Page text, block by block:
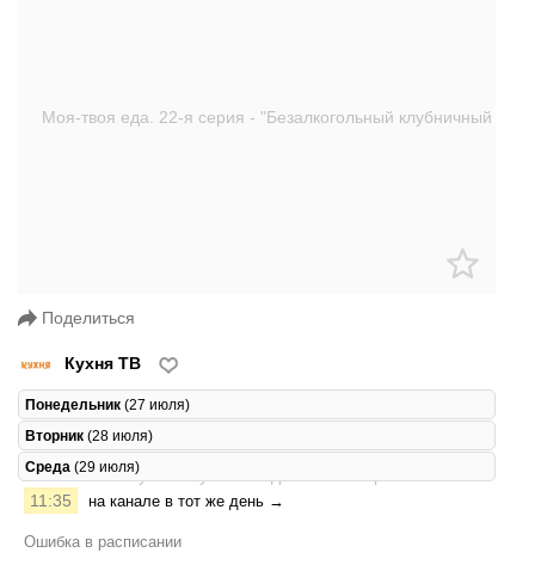
Поделиться
Кухня ТВ
Понедельник (27 июля)
Вторник (28 июля)
Среда (29 июля)
11:35 на канале в тот же день →
Ошибка в расписании